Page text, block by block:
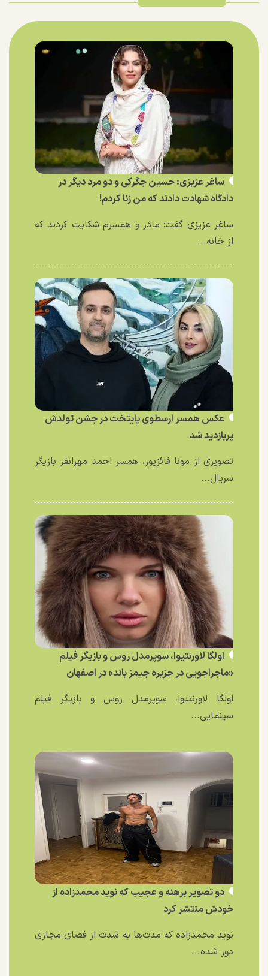
ساغر عزیزی: حسین جگرکی و دو مرد دیگر در
دادگاه شهادت دادند که من زنا کردم!
ساغر عزیزی گفت: مادر و همسرم شکایت کردند که
از خانه...
عکس همسر ارسطوی پایتخت در جشن تولدش
پربازدید شد
تصویری از مونا فائزپور، همسر احمد مهرانفر بازیگر
سریال...
اولگا لاورنتیوا، سوپرمدل روس و بازیگر فیلم
«ماجراجویی در جزیره جیمز باند» در اصفهان
اولگا لاورنتیوا، سوپرمدل روس و بازیگر فیلم
سینمایی...
دو تصویر برهنه و عجیب که نوید محمدزاده از
خودش منتشر کرد
نوید محمدزاده که مدت‌ها به شدت از فضای مجازی
دور شده...